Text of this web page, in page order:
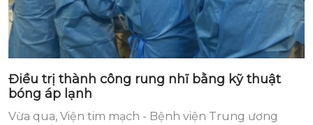
Điều trị thành công rung nhĩ bằng kỹ thuật
bóng áp lạnh
Vừa qua, Viện tim mạch - Bệnh viện Trung ương